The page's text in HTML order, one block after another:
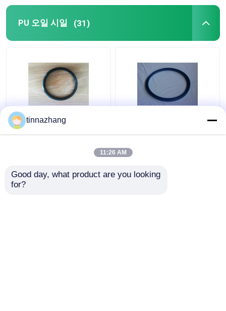
PU 오일 시일 (31)
찢김 저항 유압 입술 물
개, 철을 가진 튼튼한 폴
최고의 가격
일 유압 U 컵 피스톤 물
개 용매 저항
최고의 가격
tinnazhang
11:26 AM
Good day, what product are you looking
for?